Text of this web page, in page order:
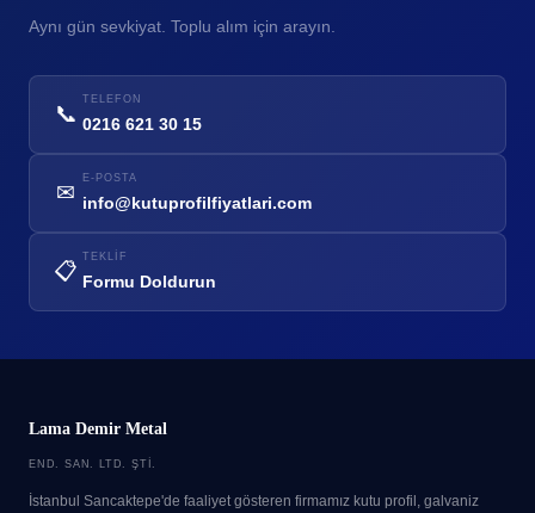
Aynı gün sevkiyat. Toplu alım için arayın.
📞
TELEFON
0216 621 30 15
✉
E-POSTA
info@kutuprofilfiyatlari.com
📋
TEKLIF
Formu Doldurun
Lama Demir Metal
END. SAN. LTD. ŞTI.
İstanbul Sancaktepe'de faaliyet gösteren firmamız kutu profil, galvaniz